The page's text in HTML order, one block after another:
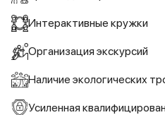
Интерактивные кружки
Организация экскурсий
Наличие экологических
Усиленная